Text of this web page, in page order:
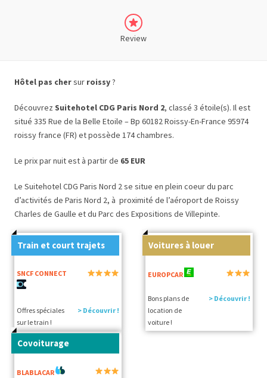
Review
Hôtel pas chersur roissy?
Découvrez Suitehotel CDG Paris Nord 2, classé 3 étoile(s). Il est
situé 335 Rue de la Belle Etoile – Bp 60182 Roissy-En-France 95974
roissy france (FR) et possède 174 chambres.
Le prix par nuit est à partir de 65 EUR
Le Suitehotel CDG Paris Nord 2 se situe en plein coeur du parc
d’activités de Paris Nord 2, à proximité de l’aéroport de Roissy
Charles de Gaulle et du Parc des Expositions de Villepinte.
Train et court trajets
SNCF CONNECT
Offres spéciales
sur le train !
> Découvrir !
Voitures à louer
EUROPCAR
Bons plans de
location de
voiture !
> Découvrir !
Covoiturage
BLABLACAR